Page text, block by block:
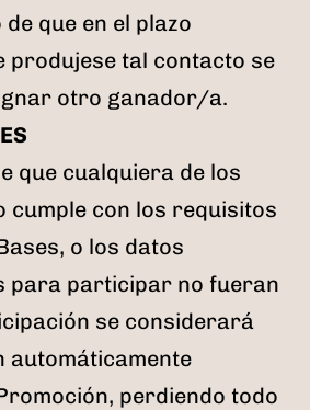
que en el plazo
produjese tal contacto se
otro ganador/a.
que cualquiera de los
cumple con los requisitos
o los datos
para participar no fueran
se considerará
automáticamente
perdiendo todo